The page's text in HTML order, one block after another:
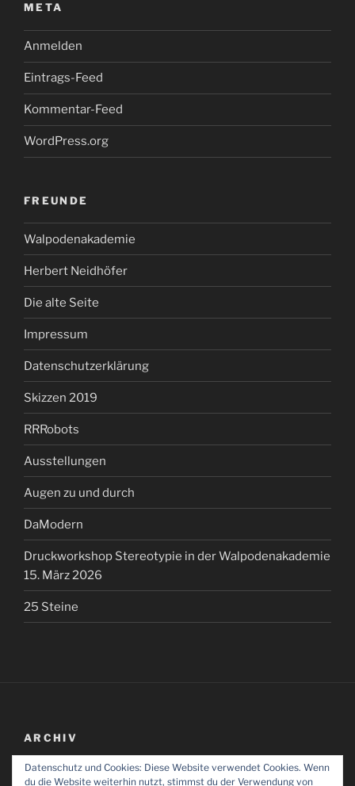
META
Anmelden
Eintrags-Feed
Kommentar-Feed
WordPress.org
FREUNDE
Walpodenakademie
Herbert Neidhöfer
Die alte Seite
Impressum
Datenschutzerklärung
Skizzen 2019
RRRobots
Ausstellungen
Augen zu und durch
DaModern
Druckworkshop Stereotypie in der Walpodenakademie
15. März 2026
25 Steine
ARCHIV
Archiv
Datenschutz und Cookies: Diese Website verwendet Cookies. Wenn
du die Website weiterhin nutzt, stimmst du der Verwendung von